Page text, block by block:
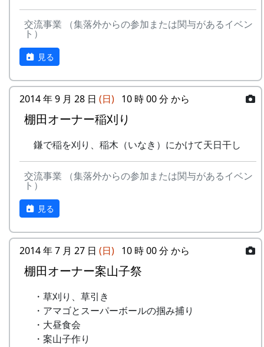
交流事業 （集落外からの参加または関与があるイベン
ト）
見る
2014 年 9 月 28 日 (日) 10 時 00 分 から
棚田オーナー稲刈り
鎌で稲を刈り、稲木（いなき）にかけて天日干し
交流事業 （集落外からの参加または関与があるイベン
ト）
見る
2014 年 7 月 27 日 (日) 10 時 00 分 から
棚田オーナー案山子祭
・草刈り、草引き
・アマゴとスーパーボールの掴み捕り
・大昼食会
・案山子作り